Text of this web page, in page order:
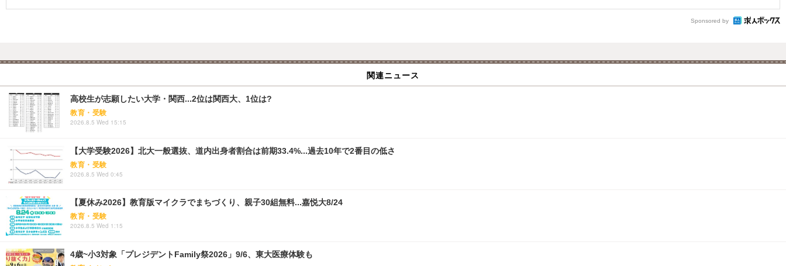
Sponsored by
関連ニュース
高校生が志願したい大学・関西...2位は関西大、1位は?
教育・受験
2026.8.5 Wed 15:15
【大学受験2026】北大一般選抜、道内出身者割合は前期33.4%...過去10年で2番目の低さ
教育・受験
2026.8.5 Wed 0:45
【夏休み2026】教育版マイクラでまちづくり、親子30組無料...嘉悦大8/24
教育・受験
2026.8.5 Wed 1:15
4歳~小3対象「プレジデントFamily祭2026」9/6、東大医療体験も